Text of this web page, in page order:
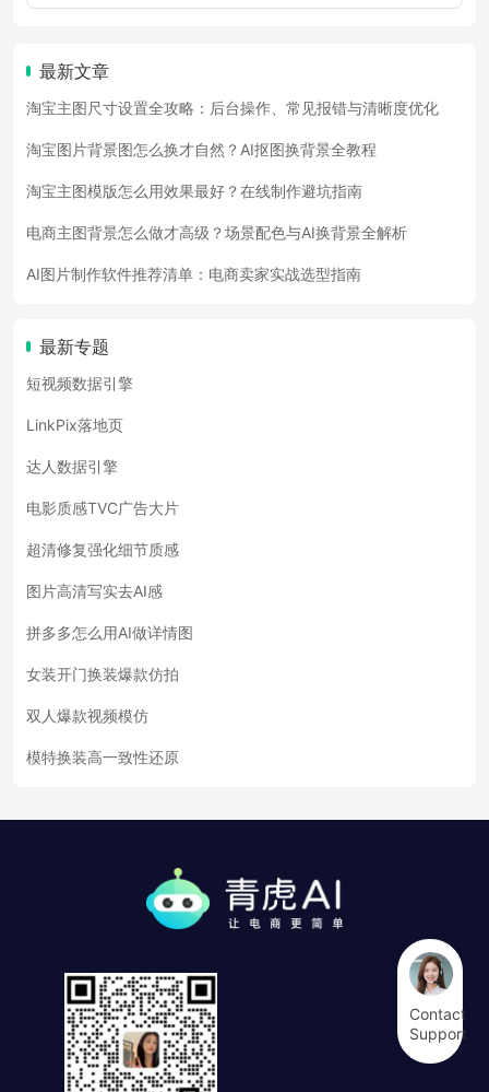
最新文章
淘宝主图尺寸设置全攻略：后台操作、常见报错与清晰度优化
淘宝图片背景图怎么换才自然？AI抠图换背景全教程
淘宝主图模版怎么用效果最好？在线制作避坑指南
电商主图背景怎么做才高级？场景配色与AI换背景全解析
AI图片制作软件推荐清单：电商卖家实战选型指南
最新专题
短视频数据引擎
LinkPix落地页
达人数据引擎
电影质感TVC广告大片
超清修复强化细节质感
图片高清写实去AI感
拼多多怎么用AI做详情图
女装开门换装爆款仿拍
双人爆款视频模仿
模特换装高一致性还原
Contact
Support